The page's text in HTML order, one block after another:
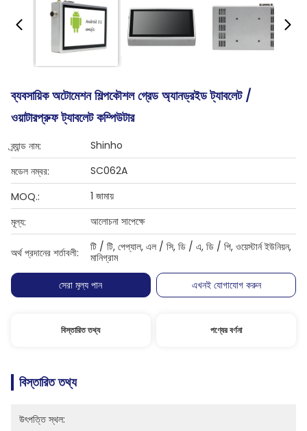
ব্যবসায়িক অটোমেশন শিল্পকৌশল গ্রেড অ্যানড্রইড ট্যাবলেট /
ওয়াটারপ্রুফ ট্যাবলেট কম্পিউটার
ব্র্যান্ড নাম:
Shinho
মডেল নম্বর:
SC062A
MOQ.:
1 জামায়
মূল্য:
আলোচনা সাপেক্ষে
অর্থ প্রদানের শর্তাবলী:
টি / টি, পেপ্যাল, এল / সি, ডি / এ, ডি / পি, ওয়েস্টার্ন ইউনিয়ন,
মানিগ্রাম
সেরা মূল্য পান
এখনই যোগাযোগ করুন
বিস্তারিত তথ্য পণ্যের বর্ণনা
বিস্তারিত তথ্য
উৎপত্তি স্থল: